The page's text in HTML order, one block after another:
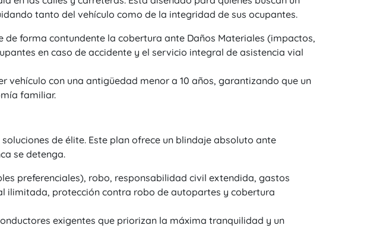
tanto del vehículo como de la integridad de sus ocupantes.
forma contundente la cobertura ante Daños Materiales (impactos,
en caso de accidente y el servicio integral de asistencia vial
vehículo con una antigüedad menor a 10 años, garantizando que un
familiar.
de élite. Este plan ofrece un blindaje absoluto ante
se detenga.
preferenciales), robo, responsabilidad civil extendida, gastos
ilimitada, protección contra robo de autopartes y cobertura
exigentes que priorizan la máxima tranquilidad y un